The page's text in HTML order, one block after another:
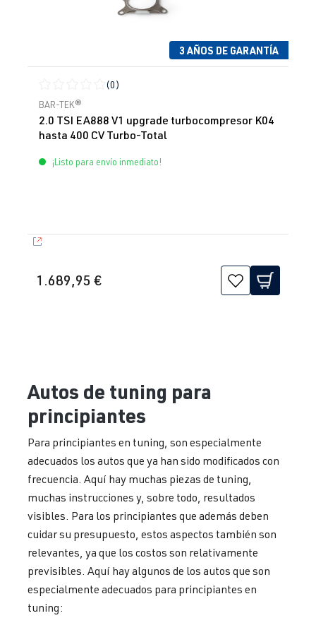
3 AÑOS DE GARANTÍA
Calificación promedio de 0 de 5 estrellas
(0)
BAR-TEK®
2.0 TSI EA888 V1 upgrade turbocompresor K04
hasta 400 CV Turbo-Total
¡Listo para envío inmediato!
1.689,95 €
Autos de tuning para
principiantes
Para principiantes en tuning, son especialmente
adecuados los autos que ya han sido modificados con
frecuencia. Aquí hay muchas piezas de tuning,
muchas instrucciones y, sobre todo, resultados
visibles. Para los principiantes que además deben
cuidar su presupuesto, estos aspectos también son
relevantes, ya que los costos son relativamente
previsibles. Aquí hay algunos de los autos que son
especialmente adecuados para principiantes en
tuning: